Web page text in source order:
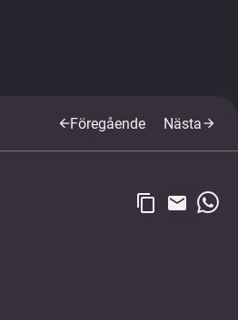
arrow_backFöregående Nästaarrow_forward
content_copy email